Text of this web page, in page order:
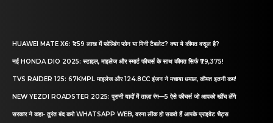
HUAWEI MATE X6: ₹1.59 लाख में फोल्डिंग फोन या मिनी टैबलेट? क्या ये कीमत वसूल है?
नई HONDA DIO 2025: स्टाइल, माइलेज और स्मार्ट फीचर्स के साथ कीमत सिर्फ ₹79,375!
TVS RAIDER 125: 67KMPL माइलेज और 124.8CC इंजन ने मचाया धमाल, कीमत इतनी कम!
NEW YEZDI ROADSTER 2025: पुरानी यादों में ताज़ा रंग—5 ऐसे फीचर्स जो आपको खींच लेंगे
सरकार ने कहा- तुरंत बंद करो WHATSAPP WEB, वरना लीक हो सकते हैं आपके प्राइवेट चैट्स